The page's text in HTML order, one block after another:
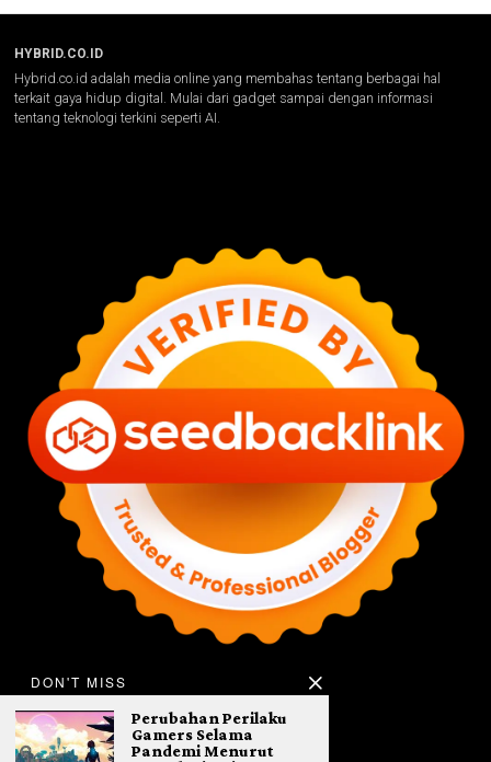
HYBRID.CO.ID
Hybrid.co.id adalah media online yang membahas tentang berbagai hal
terkait gaya hidup digital. Mulai dari gadget sampai dengan informasi
tentang teknologi terkini seperti AI.
DON'T MISS
Perubahan Perilaku
Gamers Selama
Pandemi Menurut